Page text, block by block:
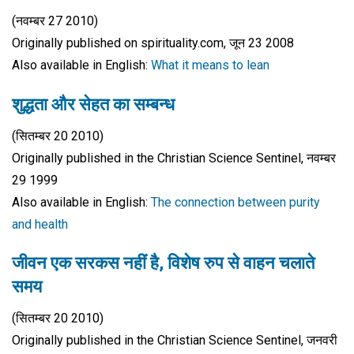
(नवम्बर 27 2010)
Originally published on spirituality.com, जून 23 2008
Also available in English: What it means to lean
शुद्धता और सेहत का सम्बन्ध
(सितम्बर 20 2010)
Originally published in the Christian Science Sentinel, नवम्बर
29 1999
Also available in English: The connection between purity
and health
जीवन एक सरकस नहीं है, विशेष रुप से वाहन चलाते
समय
(सितम्बर 20 2010)
Originally published in the Christian Science Sentinel, जनवरी